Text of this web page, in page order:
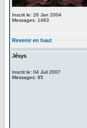
Inscrit le: 26 Jan 2004
Messages: 1463
Revenir en haut
Jésys
Inscrit le: 04 Juil 2007
Messages: 95